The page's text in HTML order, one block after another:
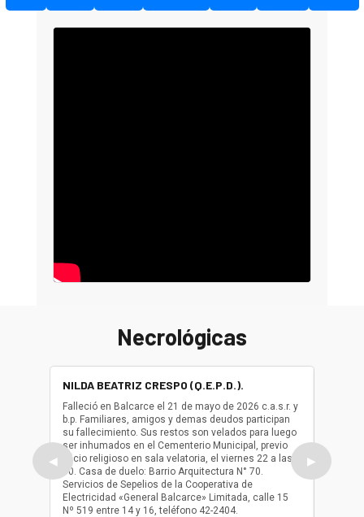
Necrológicas
◀
NILDA BEATRIZ CRESPO (Q.E.P.D.).
Falleció en Balcarce el 21 de mayo de 2026 c.a.s.r. y
b.p. Familiares, amigos y demas deudos participan
su fallecimiento. Sus restos son velados para luego
ser inhumados en el Cementerio Municipal, previo
oficio religioso en sala velatoria, el viernes 22 a las
10. Casa de duelo: Barrio Arquitectura N° 70.
Servicios de Sepelios de la Cooperativa de
Electricidad «General Balcarce» Limitada, calle 15
Nº 519 entre 14 y 16, teléfono 42-2404.
ser
oficio
▶